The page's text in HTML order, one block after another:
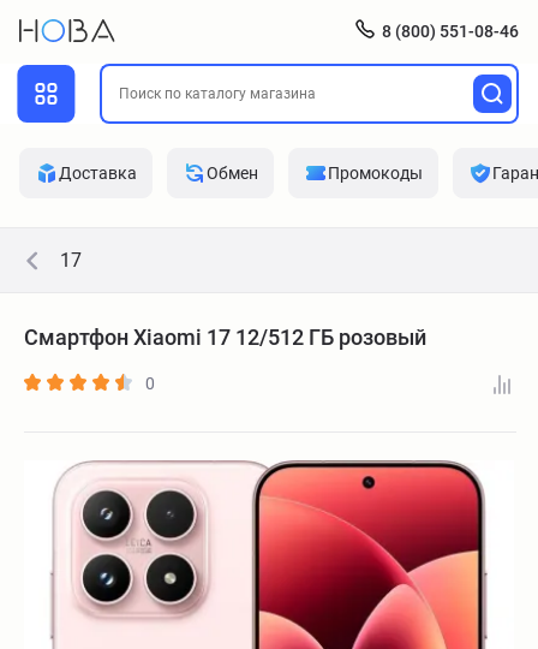
8 (800) 551-08-46
Доставка Обмен Промокоды
17
Смартфон Xiaomi 17 12/512 ГБ розовый
0